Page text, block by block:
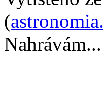
(
Nahrávám...